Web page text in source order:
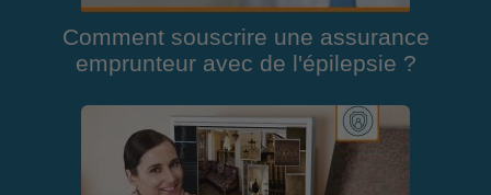
Comment souscrire une assurance
emprunteur avec de l'épilepsie ?